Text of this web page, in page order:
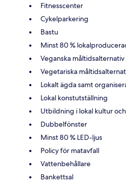
Fitnesscenter
Cykelparkering
Bastu
Minst 80 %
Veganska måltidsalternativ
Vegetariska
Lokalt ägda samt
Lokal konstutställning
Utbildning i lokal kultur
Dubbelfönster
Minst 80 % LED-ljus
Policy för matavfall
Vattenbehållare
Bankettsal